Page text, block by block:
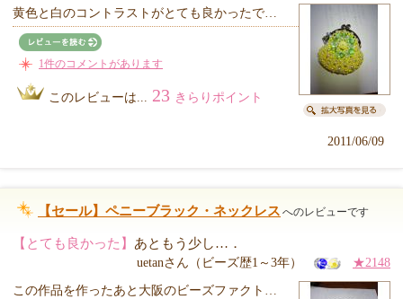
黄色と白のコントラストがとても良かったで…
1件のコメントがあります
このレビューは... 23 きらりポイント
2011/06/09
【セール】ペニーブラック・ネックレス へのレビューです
【とても良かった】 あともう少し…．
uetanさん（ビーズ歴1～3年） ★2148
この作品を作ったあと大阪のビーズファクト…